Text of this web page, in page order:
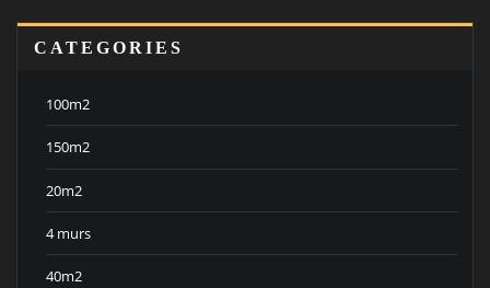
CATEGORIES
100m2
150m2
20m2
4 murs
40m2